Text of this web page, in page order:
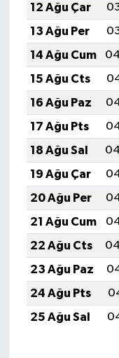
12 Ağu Çar
13 Ağu Per
14 Ağu Cum
15 Ağu Cts
16 Ağu Paz
17 Ağu Pts
18 Ağu Sal
19 Ağu Çar
20 Ağu Per
21 Ağu Cum
22 Ağu Cts
23 Ağu Paz
24 Ağu Pts
25 Ağu Sal